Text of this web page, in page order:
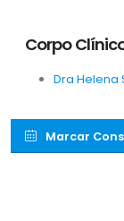
Corpo
Dra Helena
Marcar